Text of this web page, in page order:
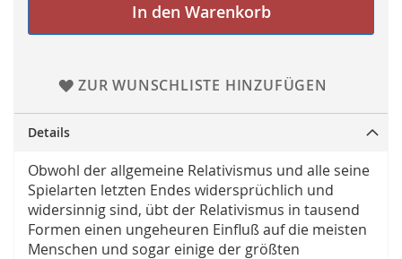
In den Warenkorb
ZUR WUNSCHLISTE HINZUFÜGEN
Details
Obwohl der allgemeine Relativismus und alle seine
Spielarten letzten Endes widersprüchlich und
widersinnig sind, übt der Relativismus in tausend
Formen einen ungeheuren Einfluß auf die meisten
Menschen und sogar einige der größten